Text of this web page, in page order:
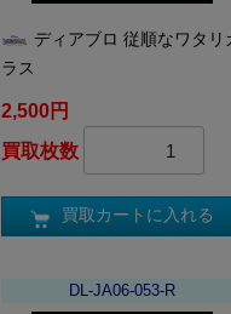
ディアブロ 従順なワタリ
ラス
2,500円
買取枚数
買取カートに入れる
DL-JA06-053-R